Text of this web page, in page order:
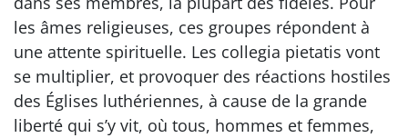
les âmes religieuses, ces groupes répondent à
une attente spirituelle. Les collegia pietatis vont
se multiplier, et provoquer des réactions hostiles
des Églises luthériennes, à cause de la grande
liberté qui s’y vit, où tous, hommes et femmes,